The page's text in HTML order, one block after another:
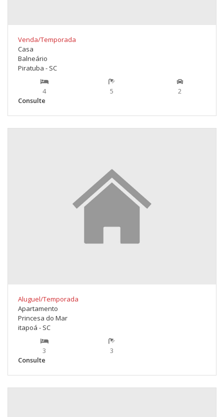
Venda/Temporada
Casa
Balneário
Piratuba - SC
4 5
2
Consulte
Aluguel/Temporada
Apartamento
Princesa do Mar
itapoá - SC
3
3
Consulte